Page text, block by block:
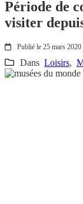
Période de
visiter
Publié le 25 mars 2020
Dans Loisirs,